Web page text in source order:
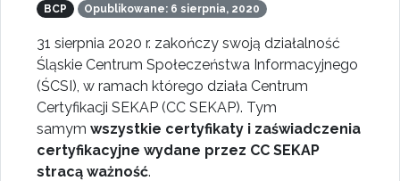
BCP Opublikowane: 6 sierpnia, 2020
31 sierpnia 2020 r. zakończy swoją działalność
Śląskie Centrum Społeczeństwa Informacyjnego
(ŚCSI), w ramach którego działa Centrum
Certyfikacji SEKAP (CC SEKAP). Tym
samym wszystkie certyfikaty i zaświadczenia
certyfikacyjne wydane przez CC SEKAP
stracą ważność.